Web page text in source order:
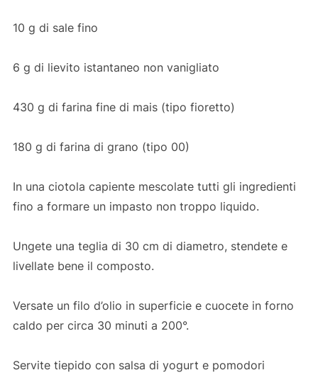
10 g di sale fino
6 g di lievito istantaneo non vanigliato
430 g di farina fine di mais (tipo fioretto)
180 g di farina di grano (tipo 00)
In una ciotola capiente mescolate tutti gli ingredienti
fino a formare un impasto non troppo liquido.
Ungete una teglia di 30 cm di diametro, stendete e
livellate bene il composto.
Versate un filo d’olio in superficie e cuocete in forno
caldo per circa 30 minuti a 200°.
Servite tiepido con salsa di yogurt e pomodori